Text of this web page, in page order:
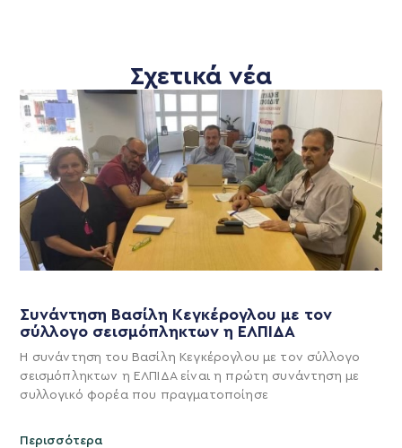
Σχετικά νέα
Συνάντηση Βασίλη Κεγκέρογλου με τον
σύλλογο σεισμόπληκτων η ΕΛΠΙΔΑ
Η συνάντηση του Βασίλη Κεγκέρογλου με τον σύλλογο
σεισμόπληκτων η ΕΛΠΙΔΑ είναι η πρώτη συνάντηση με
συλλογικό φορέα που πραγματοποίησε
Περισσότερα